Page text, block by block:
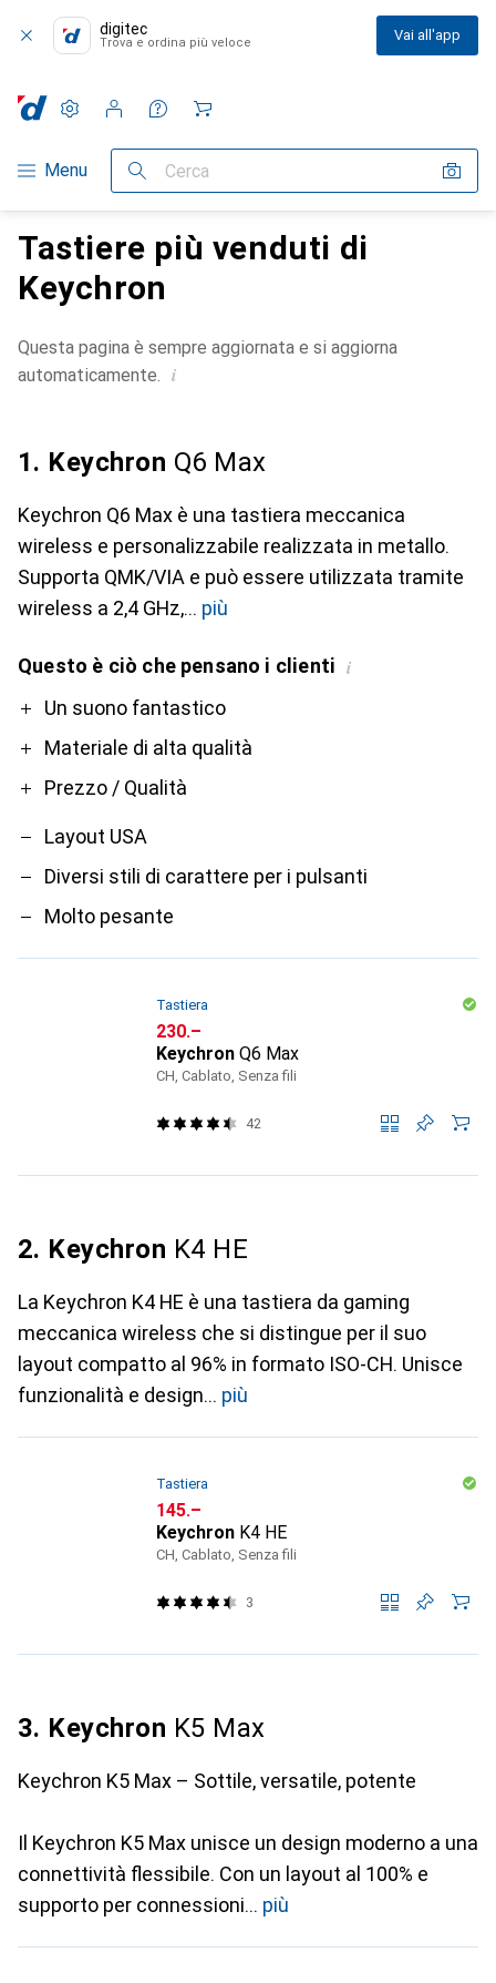
digitec
Trova e ordina più veloce Vai all'app
Categoria Navigazione
Menu Cerca
Impostazioni
Conto cliente
Liste di confronto
Liste dei desideri
Carrello
Tastiere più venduti di
Keychron
Questa pagina è sempre aggiornata e si aggiorna
automaticamente. i
1. Keychron Q6 Max
Keychron Q6 Max è una tastiera meccanica
wireless e personalizzabile realizzata in metallo.
Supporta QMK/VIA e può essere utilizzata tramite
wireless a 2,4 GHz,
più
Questo è ciò che pensano i clienti i
ProUn suono fantastico
Materiale di alta qualità
Prezzo / Qualità
Contro
Layout USA
Diversi stili di carattere per i pulsanti
Molto pesante
Tastiera
CHF
230.–
Keychron Q6 Max
CH, Cablato, Senza fili
42
2. Keychron K4 HE
La Keychron K4 HE è una tastiera da gaming
meccanica wireless che si distingue per il suo
layout compatto al 96% in formato ISO-CH. Unisce
funzionalità e design
più
Tastiera
CHF
145.–
Keychron K4 HE
CH, Cablato, Senza fili
3
3. Keychron K5 Max
Keychron K5 Max – Sottile, versatile, potente
Il Keychron K5 Max unisce un design moderno a una
connettività flessibile. Con un layout al 100% e
supporto per connessioni
più